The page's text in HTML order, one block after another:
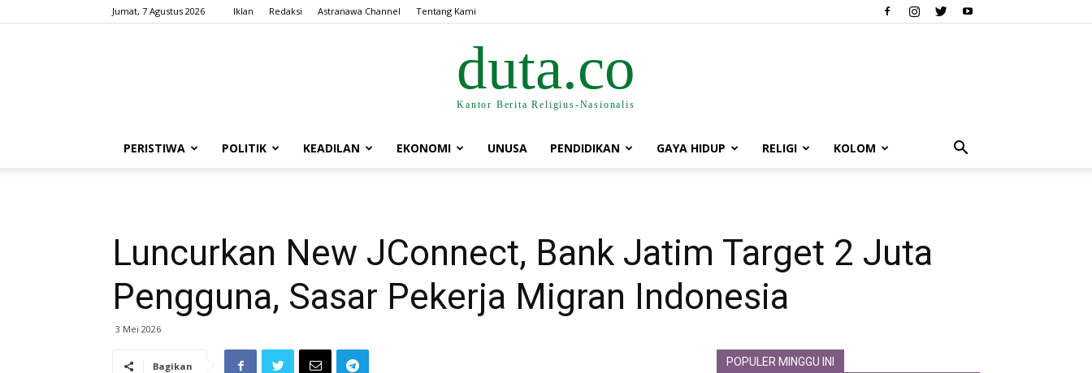
Jumat, 7 Agustus 2026 Iklan Redaksi Astranawa Channel Tentang Kami
duta.co
Kantor Berita Religius-Nasionalis
PERISTIWA POLITIK KEADILAN EKONOMI UNUSA PENDIDIKAN GAYA HIDUP RELIGI KOLOM
Luncurkan New JConnect, Bank Jatim Target 2 Juta
Pengguna, Sasar Pekerja Migran Indonesia
3 Mei 2026
Bagikan POPULER MINGGU INI